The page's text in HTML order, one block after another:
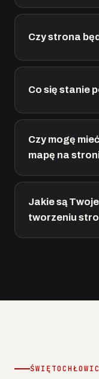
Czy strona
Co się stanie
Czy mogę
mapę na
Jakie są
tworzeniu